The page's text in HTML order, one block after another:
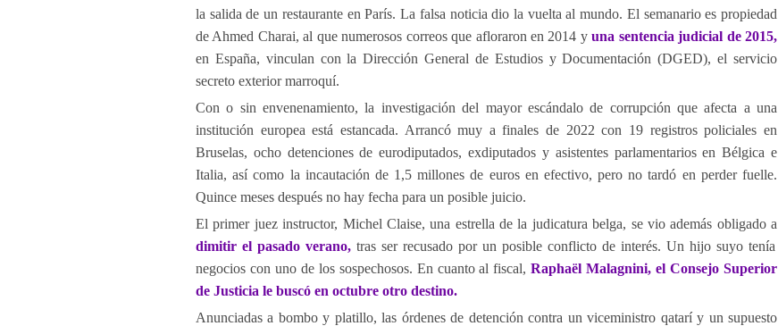
la salida de un restaurante en París. La falsa noticia dio la vuelta al mundo. El semanario es propiedad
de Ahmed Charai, al que numerosos correos que afloraron en 2014 yuna sentencia judicial de 2015,
en España, vinculan con la Dirección General de Estudios y Documentación (DGED), el servicio
secreto exterior marroquí.
Con o sin envenenamiento, la investigación del mayor escándalo de corrupción que afecta a una
institución europea está estancada. Arrancó muy a finales de 2022 con 19 registros policiales en
Bruselas, ocho detenciones de eurodiputados, exdiputados y asistentes parlamentarios en Bélgica e
Italia, así como la incautación de 1,5 millones de euros en efectivo, pero no tardó en perder fuelle.
Quince meses después no hay fecha para un posible juicio.
El primer juez instructor, Michel Claise, una estrella de la judicatura belga, se vio además obligado a
dimitir el pasado verano, tras ser recusado por un posible conflicto de interés. Un hijo suyo tenía
negocios con uno de los sospechosos. En cuanto al fiscal,Raphaël Malagnini, el Consejo Superior
de Justicia le buscó en octubre otro destino.
Anunciadas a bombo y platillo, las órdenes de detención contra un viceministro qatarí y un supuesto